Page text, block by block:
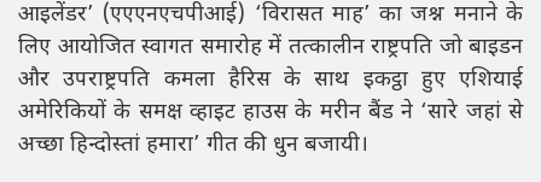
आइलेंडर’ (एएएनएचपीआई) ‘विरासत माह’ का जश्न मनाने के
लिए आयोजित स्वागत समारोह में तत्कालीन राष्ट्रपति जो बाइडन
और उपराष्ट्रपति कमला हैरिस के साथ इकट्ठा हुए एशियाई
अमेरिकियों के समक्ष व्हाइट हाउस के मरीन बैंड ने ‘सारे जहां से
अच्छा हिन्दोस्तां हमारा’ गीत की धुन बजायी।